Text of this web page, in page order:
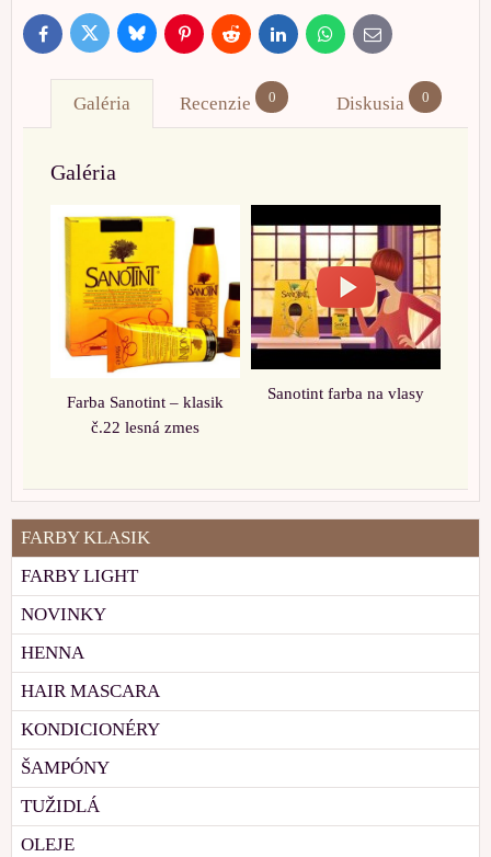
FacebookTwitter BlueskyPinterestReddit LinkedInWhatsApp
E-
mail
Galéria Recenzie 0 Diskusia 0
Galéria
Farba Sanotint – klasik
č.22 lesná zmes
Sanotint farba na vlasy
FARBY KLASIK
FARBY LIGHT
NOVINKY
HENNA
HAIR MASCARA
KONDICIONÉRY
ŠAMPÓNY
TUŽIDLÁ
OLEJE